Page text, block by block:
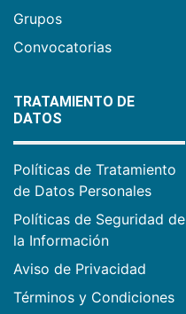
Grupos
Convocatorias
TRATAMIENTO DE
DATOS
Políticas de Tratamiento
de Datos Personales
Políticas de Seguridad de
la Información
Aviso de Privacidad
Términos y Condiciones